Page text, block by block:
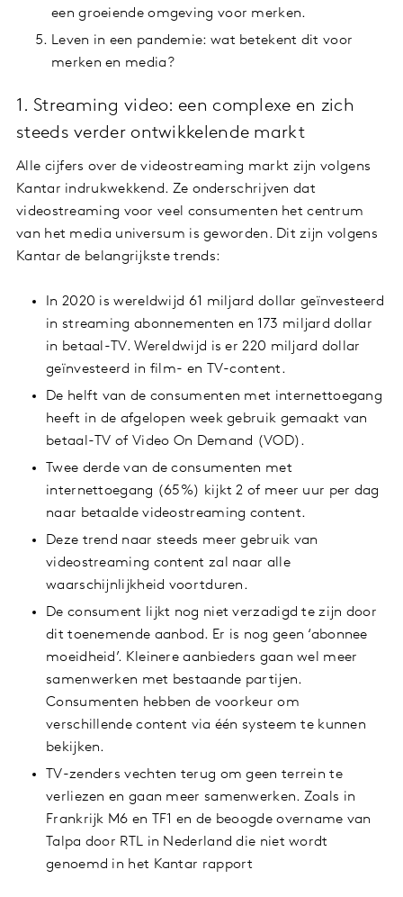
een groeiende omgeving voor merken.
Leven in een pandemie: wat betekent dit voor
merken en media?
1. Streaming video: een complexe en zich
steeds verder ontwikkelende markt
Alle cijfers over de videostreaming markt zijn volgens
Kantar indrukwekkend. Ze onderschrijven dat
videostreaming voor veel consumenten het centrum
van het media universum is geworden. Dit zijn volgens
Kantar de belangrijkste trends:
In 2020 is wereldwijd 61 miljard dollar geïnvesteerd
in streaming abonnementen en 173 miljard dollar
in betaal-TV. Wereldwijd is er 220 miljard dollar
geïnvesteerd in film- en TV-content.
De helft van de consumenten met internettoegang
heeft in de afgelopen week gebruik gemaakt van
betaal-TV of Video On Demand (VOD).
Twee derde van de consumenten met
internettoegang (65%) kijkt 2 of meer uur per dag
naar betaalde videostreaming content.
Deze trend naar steeds meer gebruik van
videostreaming content zal naar alle
waarschijnlijkheid voortduren.
De consument lijkt nog niet verzadigd te zijn door
dit toenemende aanbod. Er is nog geen ‘abonnee
moeidheid’. Kleinere aanbieders gaan wel meer
samenwerken met bestaande partijen.
Consumenten hebben de voorkeur om
verschillende content via één systeem te kunnen
bekijken.
TV-zenders vechten terug om geen terrein te
verliezen en gaan meer samenwerken. Zoals in
Frankrijk M6 en TF1 en de beoogde overname van
Talpa door RTL in Nederland die niet wordt
genoemd in het Kantar rapport